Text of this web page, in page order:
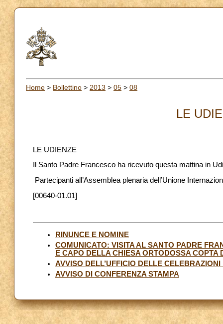
Home > Bollettino > 2013 > 05 > 08
LE
LE UDIENZE
Il Santo Padre Francesco ha ricevuto questa mattina in
Partecipanti all’Assemblea plenaria dell’Unione
[00640-01.01]
RINUNCE E NOMINE
COMUNICATO: VISITA AL SANTO PADRE
E CAPO DELLA CHIESA ORTODOSSA COPTA
AVVISO DELL’UFFICIO DELLE
AVVISO DI CONFERENZA STAMPA